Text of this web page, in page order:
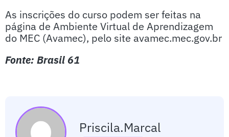
As inscrições do curso podem ser feitas na
página de Ambiente Virtual de Aprendizagem
do MEC (Avamec), pelo site avamec.mec.gov.br
Fonte: Brasil 61
Priscila.marcal